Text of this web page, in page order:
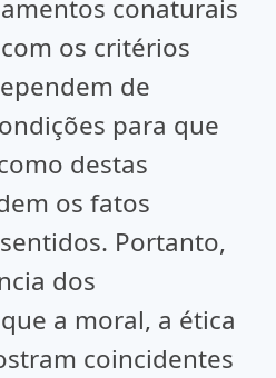
conaturais
os critérios
de
para que
destas
os fatos
Portanto,
dos
a moral, a ética
coincidentes